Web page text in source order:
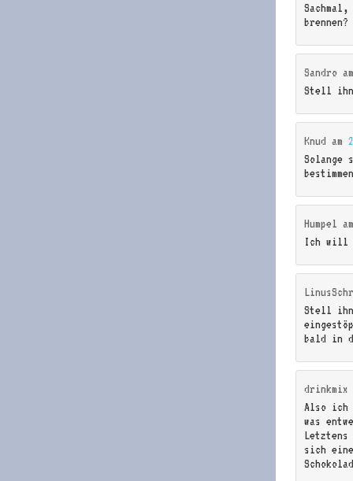
brennen?
Sandro
Stell ihn
Knud am
Humpel
Ich will
Stell ihn
bald in
drinkmix
Also ich
was
Letztens
sich